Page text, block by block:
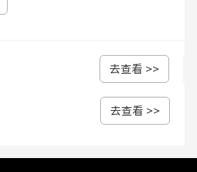
交UWA-TC-HDR-301《HDR
加盖公章。
去查看 >>
去查看 >>